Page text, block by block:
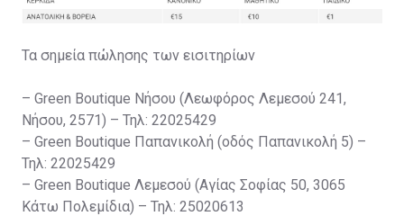
Τα σημεία πώλησης των εισιτηρίων
– Green Boutique Νήσου (Λεωφόρος Λεμεσού 241,
Νήσου, 2571) – Τηλ: 22025429
– Green Boutique Παπανικολή (οδός Παπανικολή 5) –
Τηλ: 22025429
– Green Boutique Λεμεσού (Αγίας Σοφίας 50, 3065
Κάτω Πολεμίδια) – Τηλ: 25020613